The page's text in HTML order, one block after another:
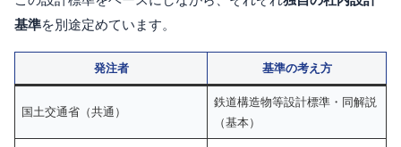
基準を別途定めています。
発注者 基準の考え方
国土交通省（共通）
鉄道構造物等設計標準・同解説
（基本）